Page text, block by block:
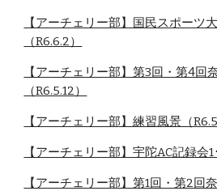
【アーチェリー部】国民スポーツ
（R6.6.2）
【アーチェリー部】第3回・第4回
（R6.5.12）
【アーチェリー部】練習風景（
【アーチェリー部】宇陀AC記録会1
【アーチェリー部】第1回・第2回